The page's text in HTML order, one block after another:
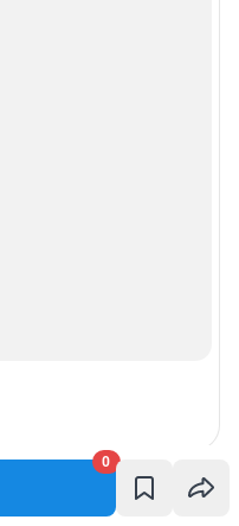
0